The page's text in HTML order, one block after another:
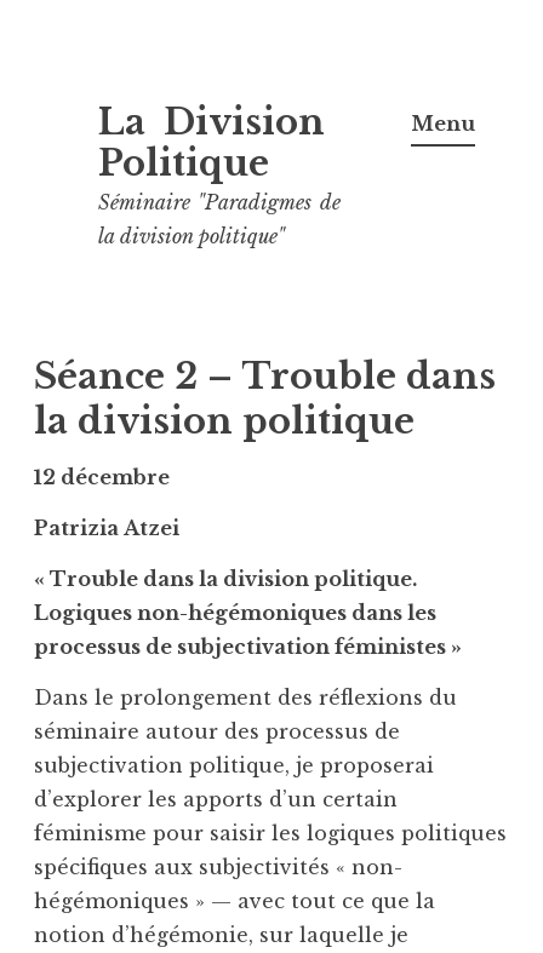
contenu
La Division
Politique
Séminaire "Paradigmes de
la division politique"
Menu
Séance 2 – Trouble dans
la division politique
12 décembre
Patrizia Atzei
« Trouble dans la division politique.
Logiques non-hégémoniques dans les
processus de subjectivation féministes »
Dans le prolongement des réflexions du
séminaire autour des processus de
subjectivation politique, je proposerai
d’explorer les apports d’un certain
féminisme pour saisir les logiques politiques
spécifiques aux subjectivités « non-
hégémoniques » — avec tout ce que la
notion d’hégémonie, sur laquelle je